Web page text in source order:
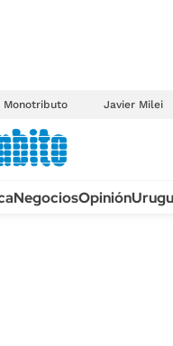
Monotributo Javier Milei
NegociosOpinión